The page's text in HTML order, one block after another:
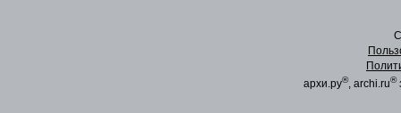
архи.ру®, archi.ru®